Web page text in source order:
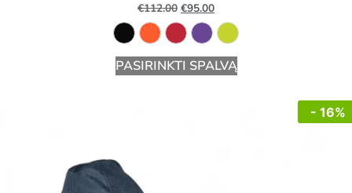
€112.00 €95.00
PASIRINKTI SPALVĄ
- 16%